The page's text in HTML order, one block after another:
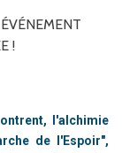
ÉVÉNEMENT
!
l'alchimie
de l'Espoir",